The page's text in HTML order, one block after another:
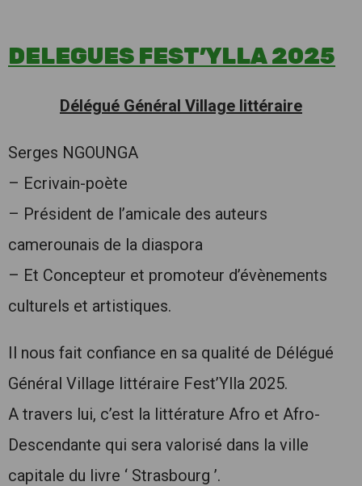
DELEGUES FEST’YLLA 2025
Délégué Général Village littéraire
Serges NGOUNGA
– Ecrivain-poète
– Président de l’amicale des auteurs
camerounais de la diaspora
– Et Concepteur et promoteur d’évènements
culturels et artistiques.
Il nous fait confiance en sa qualité de Délégué
Général Village littéraire Fest’Ylla 2025.
A travers lui, c’est la littérature Afro et Afro-
Descendante qui sera valorisé dans la ville
capitale du livre ‘ Strasbourg ’.